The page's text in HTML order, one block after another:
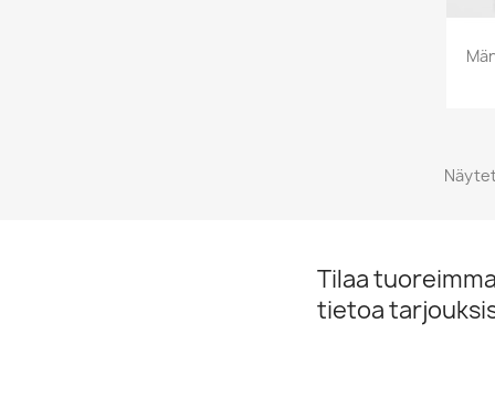
Tilaa
tietoa